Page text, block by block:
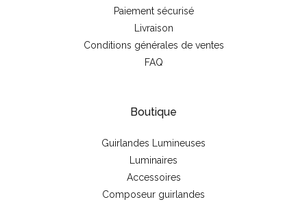
Paiement sécurisé
Livraison
Conditions générales de ventes
FAQ
Boutique
Guirlandes Lumineuses
Luminaires
Accessoires
Composeur guirlandes